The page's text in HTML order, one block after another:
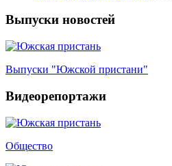
Выпуски новостей
Выпуски "Южской пристани"
Видеорепортажи
Общество